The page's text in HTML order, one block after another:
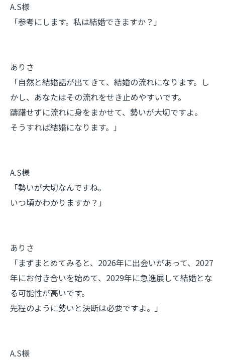
A.S様
「参考にします。私は結婚できますか？」
ありさ
「自然と結婚話が出てきて、結婚の流れになります。し
かし、あなたはその流れをせき止めやすいです。
躊躇せずに流れに身をまかせて、勢いが大切ですよ。
そうすれば結婚になります。」
A.S様
「勢いが大切なんですね。
いつ頃かわかりますか？」
ありさ
「まずまとめてみると、2026年に出会いがあって、2027
年にお付き合いを始めて、2029年に急進展して結婚とな
る可能性が高いです。
先程のように勢いと決断は必要ですよ。」
A.S様